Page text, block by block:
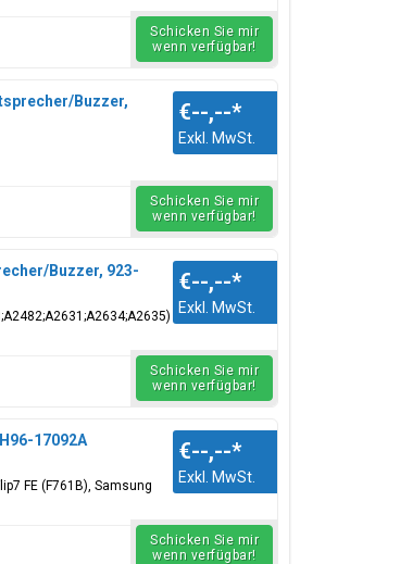
Schicken Sie mir
wenn verfügbar!
Buzzer,
€--,--*
Exkl. MwSt.
Schicken Sie mir
wenn verfügbar!
Buzzer, 923-
€--,--*
Exkl. MwSt.
Schicken Sie mir
wenn verfügbar!
17092A
FE (F761B), Samsung
€--,--*
Exkl. MwSt.
Schicken Sie mir
wenn verfügbar!